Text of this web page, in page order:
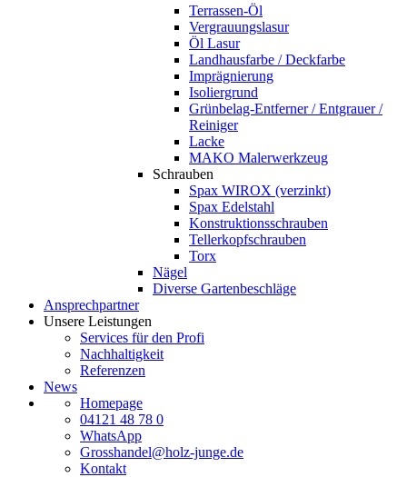
Terrassen-Öl
Vergrauungslasur
Öl Lasur
Landhausfarbe / Deckfarbe
Imprägnierung
Isoliergrund
Grünbelag-Entferner / Entgrauer /
Reiniger
Lacke
MAKO Malerwerkzeug
Schrauben
Spax WIROX (verzinkt)
Spax Edelstahl
Konstruktionsschrauben
Tellerkopfschrauben
Torx
Nägel
Diverse Gartenbeschläge
Ansprechpartner
Unsere Leistungen
Services für den Profi
Nachhaltigkeit
Referenzen
News
Homepage
04121 48 78 0
WhatsApp
Grosshandel@holz-junge.de
Kontakt